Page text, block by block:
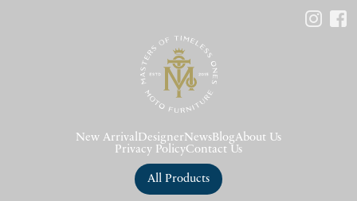
New Arrival DesignerNews BlogAbout Us
Privacy PolicyContact Us
All Products